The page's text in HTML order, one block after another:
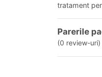
tratament
Parerile
(0 review-uri)